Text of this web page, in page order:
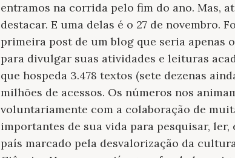
entramos na corrida pelo fim do ano. Mas,
destacar. E uma delas é o 27 de novembro.
primeira post de um blog que seria apenas
para divulgar suas atividades e leituras
que hospeda 3.478 textos (sete dezenas
milhões de acessos. Os números nos
voluntariamente com a colaboração de
importantes de sua vida para pesquisar,
país marcado pela desvalorização da